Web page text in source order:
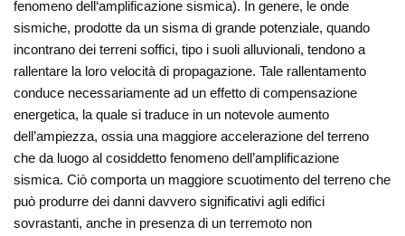
fenomeno dell‘amplificazione sismica). In genere, le onde
sismiche, prodotte da un sisma di grande potenziale, quando
incontrano dei terreni soffici, tipo i suoli alluvionali, tendono a
rallentare la loro velocità di propagazione. Tale rallentamento
conduce necessariamente ad un effetto di compensazione
energetica, la quale si traduce in un notevole aumento
dell’ampiezza, ossia una maggiore accelerazione del terreno
che da luogo al cosiddetto fenomeno dell’amplificazione
sismica. Ciò comporta un maggiore scuotimento del terreno che
può produrre dei danni davvero significativi agli edifici
sovrastanti, anche in presenza di un terremoto non